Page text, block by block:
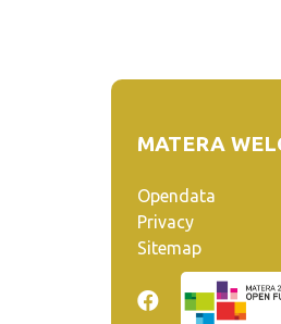
MATERA
Opendata
Privacy
Sitemap